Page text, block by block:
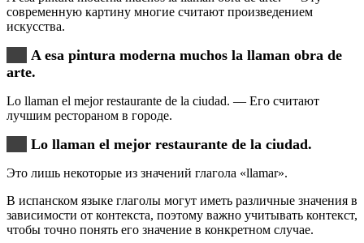
современную картину многие считают произведением
искусства.
A esa pintura moderna muchos la llaman obra de
arte.
Lo llaman el mejor restaurante de la ciudad. — Его считают
лучшим рестораном в городе.
Lo llaman el mejor restaurante de la ciudad.
Это лишь некоторые из значений глагола «llamar».
В испанском языке глаголы могут иметь различные значения в
зависимости от контекста, поэтому важно учитывать контекст,
чтобы точно понять его значение в конкретном случае.